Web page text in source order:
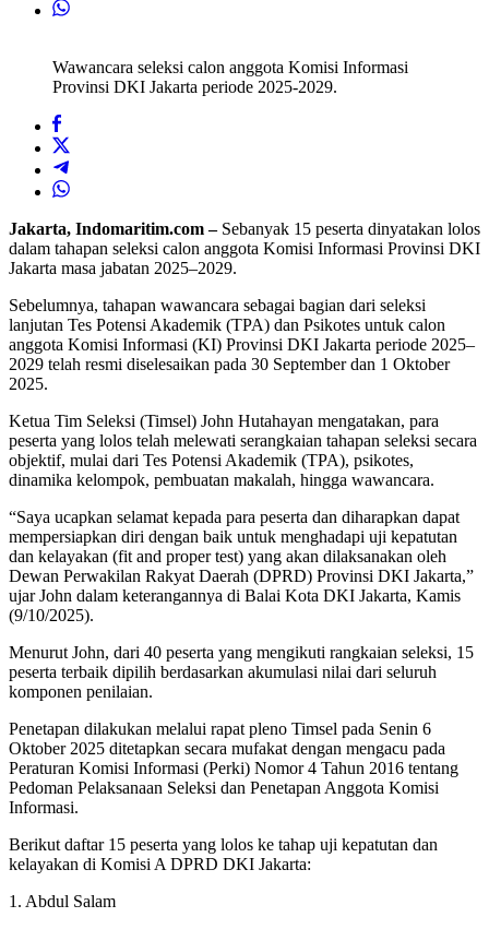
Wawancara seleksi calon anggota Komisi Informasi
Provinsi DKI Jakarta periode 2025-2029.
Jakarta, Indomaritim.com –Sebanyak 15 peserta dinyatakan lolos
dalam tahapan seleksi calon anggota Komisi Informasi Provinsi DKI
Jakarta masa jabatan 2025–2029.
Sebelumnya, tahapan wawancara sebagai bagian dari seleksi
lanjutan Tes Potensi Akademik (TPA) dan Psikotes untuk calon
anggota Komisi Informasi (KI) Provinsi DKI Jakarta periode 2025–
2029 telah resmi diselesaikan pada 30 September dan 1 Oktober
2025.
Ketua Tim Seleksi (Timsel) John Hutahayan mengatakan, para
peserta yang lolos telah melewati serangkaian tahapan seleksi secara
objektif, mulai dari Tes Potensi Akademik (TPA), psikotes,
dinamika kelompok, pembuatan makalah, hingga wawancara.
“Saya ucapkan selamat kepada para peserta dan diharapkan dapat
mempersiapkan diri dengan baik untuk menghadapi uji kepatutan
dan kelayakan (fit and proper test) yang akan dilaksanakan oleh
Dewan Perwakilan Rakyat Daerah (DPRD) Provinsi DKI Jakarta,”
ujar John dalam keterangannya di Balai Kota DKI Jakarta, Kamis
(9/10/2025).
Menurut John, dari 40 peserta yang mengikuti rangkaian seleksi, 15
peserta terbaik dipilih berdasarkan akumulasi nilai dari seluruh
komponen penilaian.
Penetapan dilakukan melalui rapat pleno Timsel pada Senin 6
Oktober 2025 ditetapkan secara mufakat dengan mengacu pada
Peraturan Komisi Informasi (Perki) Nomor 4 Tahun 2016 tentang
Pedoman Pelaksanaan Seleksi dan Penetapan Anggota Komisi
Informasi.
Berikut daftar 15 peserta yang lolos ke tahap uji kepatutan dan
kelayakan di Komisi A DPRD DKI Jakarta:
1. Abdul Salam